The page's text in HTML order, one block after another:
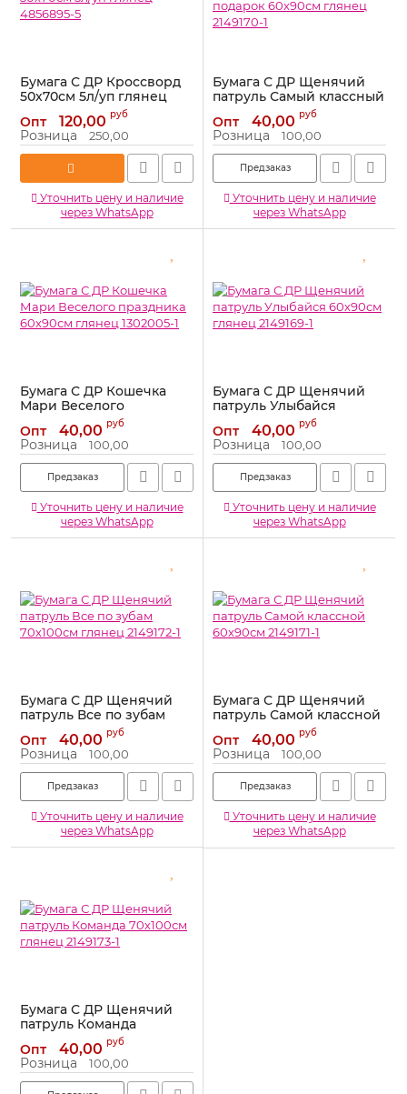
Бумага С ДР Кроссворд
50х70см 5л/уп глянец
Артикул: 4856895-5
Опт 120,00 руб
Розница 250,00
Уточнить цену и наличие
через WhatsApp
Бумага С ДР Щенячий
патруль Самый классный
подарок 60х90см глянец
2149170-1
Артикул: 2149170-1
Опт 40,00 руб
Розница 100,00
Предзаказ
Уточнить цену и наличие
через WhatsApp
Бумага С ДР Кошечка
Мари Веселого
праздника 60х90см
глянец 1302005-1
Артикул: 1302005-1
Опт 40,00 руб
Розница 100,00
Предзаказ
Уточнить цену и наличие
через WhatsApp
Бумага С ДР Щенячий
патруль Улыбайся
60х90см глянец 2149169-1
Артикул: 2149169-1
Опт 40,00 руб
Розница 100,00
Предзаказ
Уточнить цену и наличие
через WhatsApp
Бумага С ДР Щенячий
патруль Все по зубам
70х100см глянец 2149172-1
Артикул: 2149172-1
Опт 40,00 руб
Розница 100,00
Предзаказ
Уточнить цену и наличие
через WhatsApp
Бумага С ДР Щенячий
патруль Самой классной
60х90см 2149171-1
Артикул: 2149171-1
Опт 40,00 руб
Розница 100,00
Предзаказ
Уточнить цену и наличие
через WhatsApp
Бумага С ДР Щенячий
патруль Команда
70х100см глянец 2149173-1
Артикул: 2149173-1
Опт 40,00 руб
Розница 100,00